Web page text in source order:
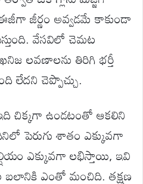
జీర్ణం అవ్వడమే కాకుండా
వేసవిలో చెమట
లవణాలను తిరిగి భర్తీ
లేదని చెప్పొచ్చు.
చిక్కగా ఉండటంతో ఆకలిని
పెరుగు శాతం ఎక్కువగా
ఎక్కువగా లభిస్తాయి, ఇవి
బలానికి ఎంతో మంచిది. తక్షణ